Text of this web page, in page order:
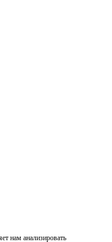
нам анализировать